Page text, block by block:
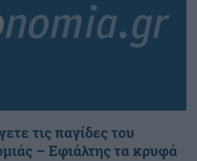
τις παγίδες του
– Εφιάλτης τα κρυφά